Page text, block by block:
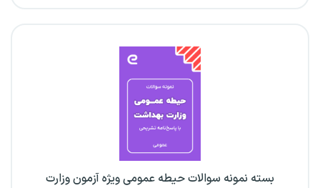
بسته نمونه سوالات حیطه عمومی ویژه آزمون وزارت